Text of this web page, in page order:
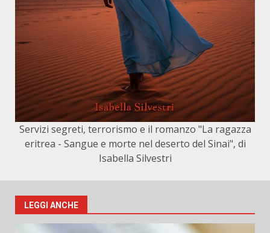
Servizi segreti, terrorismo e il romanzo "La ragazza
eritrea - Sangue e morte nel deserto del Sinai", di
Isabella Silvestri
LEGGI ANCHE